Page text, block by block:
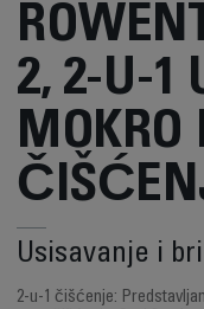
2, 2-U-1
MOKRO
Usisavanje i
2-u-1 čišćenje: